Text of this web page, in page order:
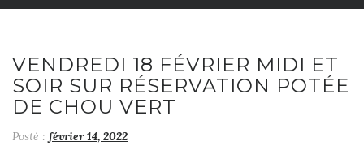
VENDREDI 18 FÉVRIER MIDI ET
SOIR SUR RÉSERVATION POTÉE
DE CHOU VERT
Posté : février 14, 2022